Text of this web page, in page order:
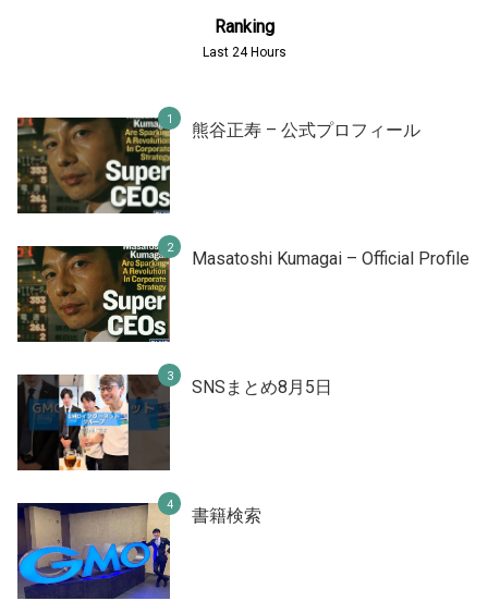
Ranking
Last 24 Hours
熊谷正寿 – 公式プロフィール
Masatoshi Kumagai – Official Profile
SNSまとめ8月5日
書籍検索